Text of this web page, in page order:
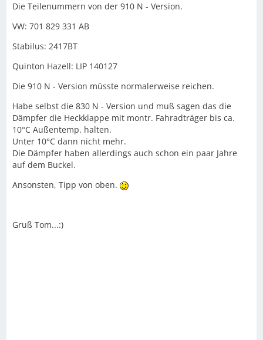
Die Teilenummern von der 910 N - Version.
VW: 701 829 331 AB
Stabilus: 2417BT
Quinton Hazell: LIP 140127
Die 910 N - Version müsste normalerweise reichen.
Habe selbst die 830 N - Version und muß sagen das die
Dämpfer die Heckklappe mit montr. Fahradträger bis ca.
10°C Außentemp. halten.
Unter 10°C dann nicht mehr.
Die Dämpfer haben allerdings auch schon ein paar Jahre
auf dem Buckel.
Ansonsten, Tipp von oben.
Gruß Tom...:)